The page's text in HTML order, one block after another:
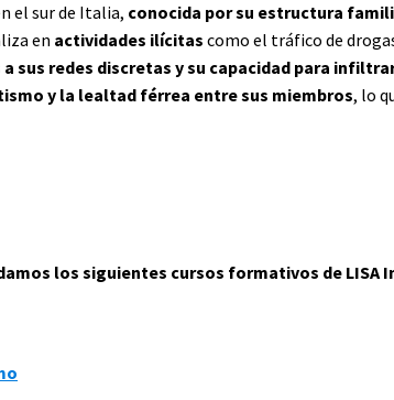
el sur de Italia, conocida por su estructura
en actividades ilícitas como el tráfico de
a sus redes discretas y su capacidad para
y la lealtad férrea entre sus miembros, lo
los siguientes cursos formativos de LISA